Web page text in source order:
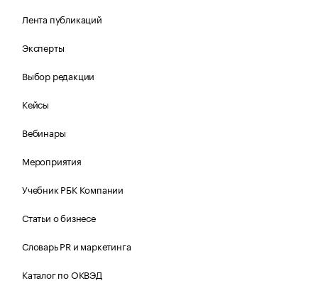
Лента публикаций
Эксперты
Выбор редакции
Кейсы
Вебинары
Мероприятия
Учебник РБК Компании
Статьи о бизнесе
Словарь PR и маркетинга
Каталог по ОКВЭД